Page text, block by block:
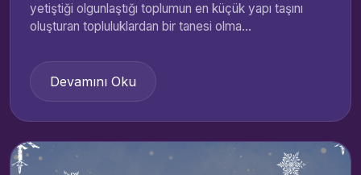
yetiştiği olgunlaştığı toplumun en küçük yapı taşını
oluşturan topluluklardan bir tanesi olma...
Devamını Oku